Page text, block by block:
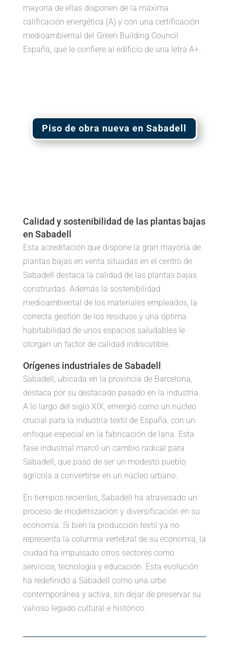
mayoría de ellas disponen de la máxima
calificación energética (A) y con una certificación
medioambiental del Green Building Council
España, que le confiere al edificio de una letra A+.
Piso de obra nueva en Sabadell
Calidad y sostenibilidad de las plantas bajas
en Sabadell
Esta acreditación que dispone la gran mayoría de
plantas bajas en venta situadas en el centro de
Sabadell destaca la calidad de las plantas bajas
construidas. Además la sostenibilidad
medioambiental de los materiales empleados, la
correcta gestión de los residuos y una óptima
habitabilidad de unos espacios saludables le
otorgan un factor de calidad indiscutible.
Orígenes industriales de Sabadell
Sabadell, ubicada en la provincia de Barcelona,
destaca por su destacado pasado en la industria.
A lo largo del siglo XIX, emergió como un núcleo
crucial para la industria textil de España, con un
enfoque especial en la fabricación de lana. Esta
fase industrial marcó un cambio radical para
Sabadell, que pasó de ser un modesto pueblo
agrícola a convertirse en un núcleo urbano.
En tiempos recientes, Sabadell ha atravesado un
proceso de modernización y diversificación en su
economía. Si bien la producción textil ya no
representa la columna vertebral de su economía, la
ciudad ha impulsado otros sectores como
servicios, tecnología y educación. Esta evolución
ha redefinido a Sabadell como una urbe
contemporánea y activa, sin dejar de preservar su
valioso legado cultural e histórico.